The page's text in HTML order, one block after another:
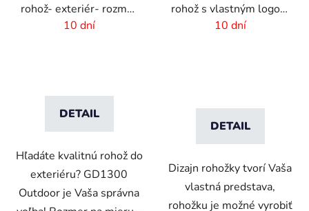
rohož- exteriér- rozmer
na mieru
10 dní
DETAIL
Hľadáte kvalitnú rohož do
exteriéru? GD1300
Outdoor je Vaša správna
rohož s vlastným logom
- interiér-exteriér
10 dní
DETAIL
Dizajn rohožky tvorí Vaša
vlastná predstava,
rohožku je možné vyrobiť